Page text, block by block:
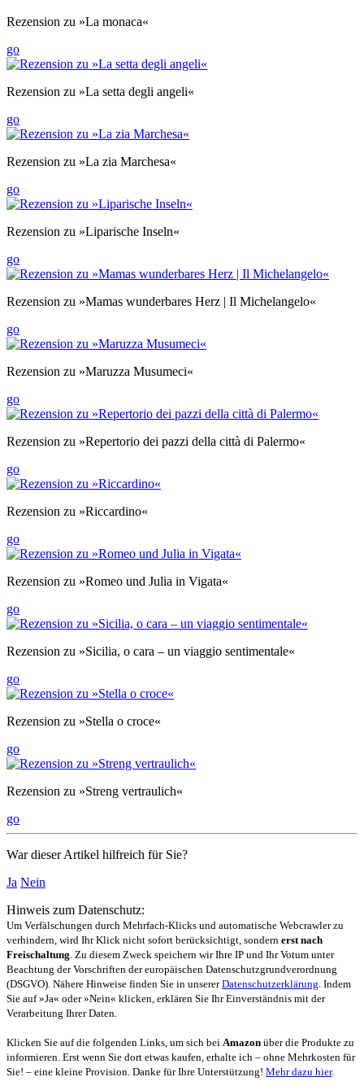
Rezension zu »La monaca«
go
Rezension zu »La setta degli angeli«
go
Rezension zu »La zia Marchesa«
go
Rezension zu »Liparische Inseln«
go
Rezension zu »Mamas wunderbares Herz | Il Michelangelo«
go
Rezension zu »Maruzza Musumeci«
go
Rezension zu »Repertorio dei pazzi della città di Palermo«
go
Rezension zu »Riccardino«
go
Rezension zu »Romeo und Julia in Vigata«
go
Rezension zu »Sicilia, o cara – un viaggio sentimentale«
go
Rezension zu »Stella o croce«
go
Rezension zu »Streng vertraulich«
go
War dieser Artikel hilfreich für Sie?
Ja Nein
Hinweis zum Datenschutz:
Um Verfälschungen durch Mehrfach-Klicks und automatische Webcrawler zu
verhindern, wird Ihr Klick nicht sofort berücksichtigt, sondern erst nach
Freischaltung . Zu diesem Zweck speichern wir Ihre IP und Ihr Votum unter
Beachtung der Vorschriften der europäischen Datenschutzgrundverordnung
(DSGVO). Nähere Hinweise finden Sie in unsererDatenschutzerklärung . Indem
Sie auf »Ja« oder »Nein« klicken, erklären Sie Ihr Einverständnis mit der
Verarbeitung Ihrer Daten.
Klicken Sie auf die folgenden Links, um sich bei Amazon über die Produkte zu
informieren. Erst wenn Sie dort etwas kaufen, erhalte ich – ohne Mehrkosten für
Sie! – eine kleine Provision. Danke für Ihre Unterstützung! Mehr dazu hier.